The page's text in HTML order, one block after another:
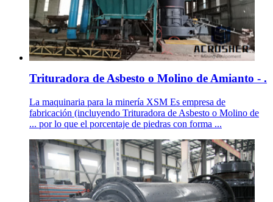
Trituradora de Asbesto o Molino de Amianto - .
La maquinaria para la minería XSM Es empresa de
fabricación (incluyendo Trituradora de Asbesto o Molino de
... por lo que el porcentaje de piedras con forma ...